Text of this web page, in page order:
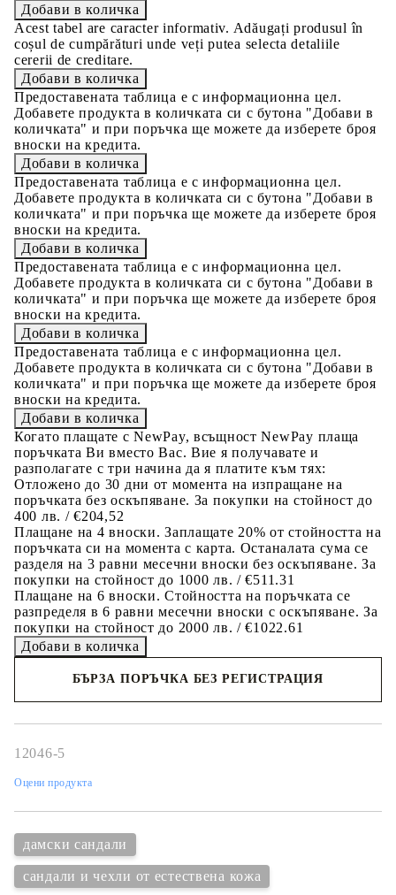
Acest tabel are caracter informativ. Adăugați produsul în
coșul de cumpărături unde veți putea selecta detaliile
cererii de creditare.
Предоставената таблица е с информационна цел.
Добавете продукта в количката си с бутона "Добави в
количката" и при поръчка ще можете да изберете броя
вноски на кредита.
Предоставената таблица е с информационна цел.
Добавете продукта в количката си с бутона "Добави в
количката" и при поръчка ще можете да изберете броя
вноски на кредита.
Предоставената таблица е с информационна цел.
Добавете продукта в количката си с бутона "Добави в
количката" и при поръчка ще можете да изберете броя
вноски на кредита.
Предоставената таблица е с информационна цел.
Добавете продукта в количката си с бутона "Добави в
количката" и при поръчка ще можете да изберете броя
вноски на кредита.
Когато плащате с NewPay, всъщност NewPay плаща
поръчката Ви вместо Вас. Вие я получавате и
разполагате с три начина да я платите към тях:
Отложено до 30 дни от момента на изпращане на
поръчката без оскъпяване. За покупки на стойност до
400 лв. / €204,52
Плащане на 4 вноски. Заплащате 20% от стойността на
поръчката си на момента с карта. Останалата сума се
разделя на 3 равни месечни вноски без оскъпяване. За
покупки на стойност до 1000 лв. / €511.31
Плащане на 6 вноски. Стойността на поръчката се
разпределя в 6 равни месечни вноски с оскъпяване. За
покупки на стойност до 2000 лв. / €1022.61
БЪРЗА ПОРЪЧКА БЕЗ РЕГИСТРАЦИЯ
Съгласен съм сполитиката за личните данни
12046-5
Оцени продукта
дамски сандали
сандали и чехли от естествена кожа